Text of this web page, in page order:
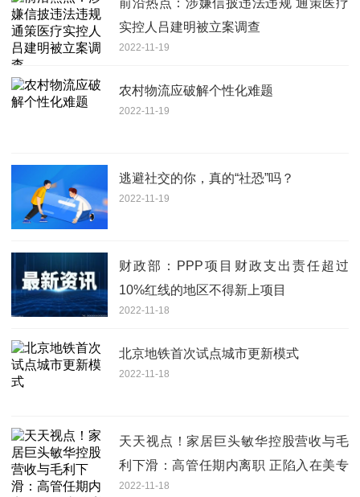
实控人吕建明被立案调查
2022-11-19
农村物流应破解个性化难题
2022-11-19
逃避社交的你，真的“社恐”吗？
2022-11-19
财政部：PPP项目财政支出责任超过
10%红线的地区不得新上项目
2022-11-18
北京地铁首次试点城市更新模式
2022-11-18
天天视点！家居巨头敏华控股营收与毛
利下滑：高管任期内离职 正陷入在美专
利侵权纠纷
2022-11-18